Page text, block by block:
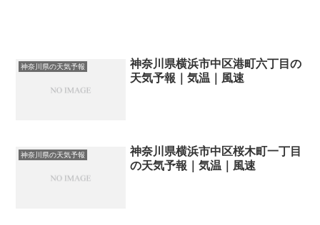
神奈川県の天気予報
神奈川県横浜市中区港町六丁目の
天気予報｜気温｜風速
神奈川県の天気予報
神奈川県横浜市中区桜木町一丁目
の天気予報｜気温｜風速